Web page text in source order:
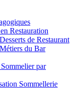
Restauration
de Restaurant
du Bar
par
Sommellerie